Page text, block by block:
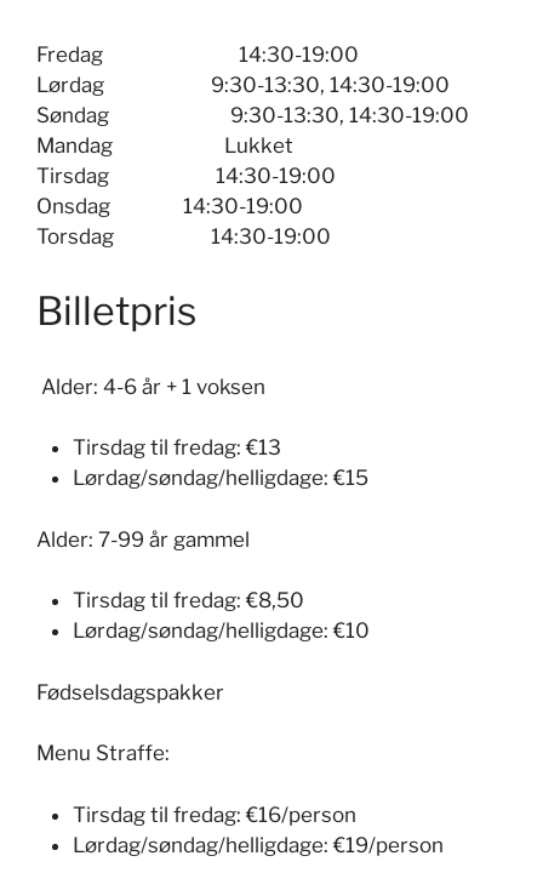
Fredag 14:30-19:00
Lørdag
9:30-13:30, 14:30-19:00
Søndag
9:30-13:30, 14:30-19:00
Mandag
Lukket
Tirsdag
14:30-19:00
Onsdag
14:30-19:00
Torsdag
14:30-19:00
Billetpris
Alder: 4-6 år + 1 voksen
Tirsdag til fredag: €13
Lørdag/søndag/helligdage: €15
Alder: 7-99 år gammel
Tirsdag til fredag: €8,50
Lørdag/søndag/helligdage: €10
Fødselsdagspakker
Menu Straffe:
Tirsdag til fredag: €16/person
Lørdag/søndag/helligdage: €19/person